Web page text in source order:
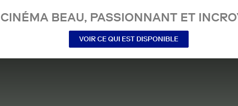
BEAU, PASSIONNANT ET
VOIR CE QUI EST DISPONIBLE